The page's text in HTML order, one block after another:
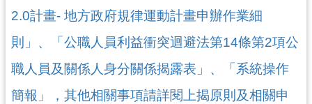
2.0計畫- 地方政府規律運動計畫申辦作業細
則」、「公職人員利益衝突迴避法第14條第2項公
職人員及關係人身分關係揭露表」、「系統操作
簡報」，其他相關事項請詳閱上揭原則及相關申